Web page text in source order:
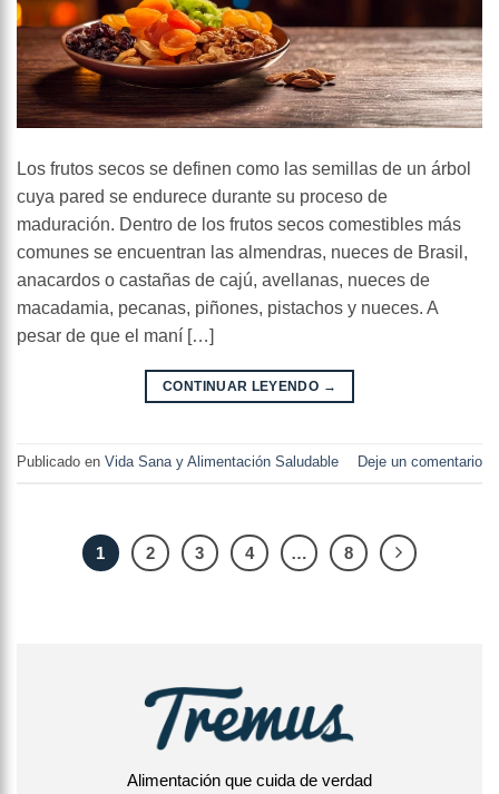
Los frutos secos se definen como las semillas de un árbol
cuya pared se endurece durante su proceso de
maduración. Dentro de los frutos secos comestibles más
comunes se encuentran las almendras, nueces de Brasil,
anacardos o castañas de cajú, avellanas, nueces de
macadamia, pecanas, piñones, pistachos y nueces. A
pesar de que el maní […]
CONTINUAR LEYENDO →
Publicado en Vida Sana y Alimentación Saludable Deje un comentario
1 2 3 4 … 8
Alimentación que cuida de verdad